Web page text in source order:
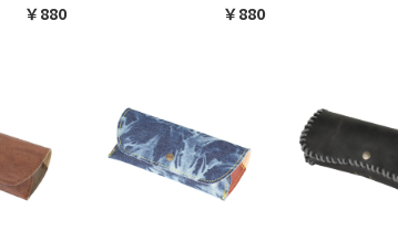
￥880 ￥880